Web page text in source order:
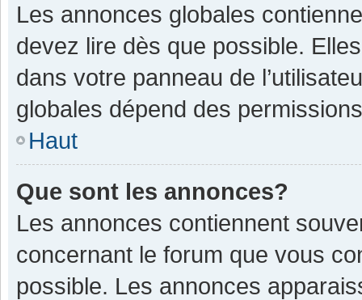
Les annonces globales
devez lire dès que possible.
dans votre panneau de
globales dépend des
Haut
Que sont les annonces?
Les annonces contiennent
concernant le forum que vous
possible. Les annonces